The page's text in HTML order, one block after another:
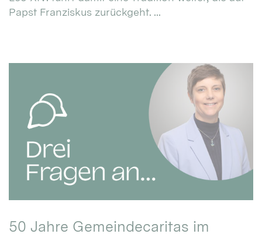
Papst Franziskus zurückgeht. ...
50 Jahre Gemeindecaritas im